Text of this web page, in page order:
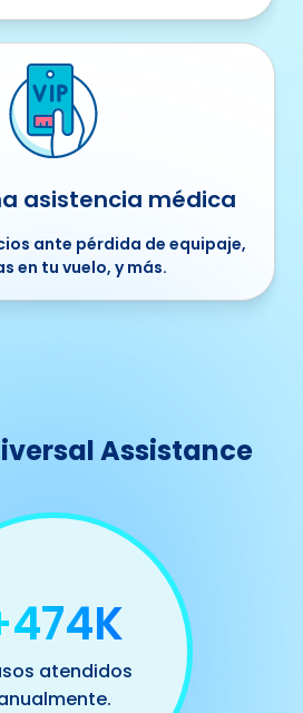
asistencia médica
ante pérdida de equipaje,
en tu vuelo, y más.
Assistance
atendidos